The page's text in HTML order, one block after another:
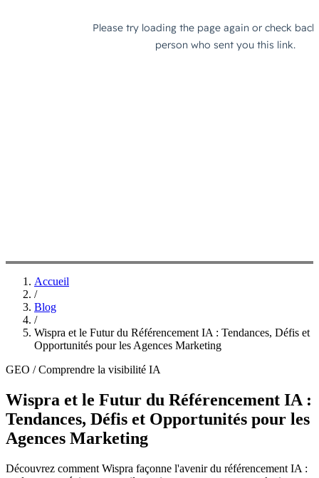
Accueil
/
Blog
/
Wispra et le Futur du Référencement IA : Tendances, Défis et
Opportunités pour les Agences Marketing
GEO / Comprendre la visibilité IA
Wispra et le Futur du Référencement IA :
Tendances, Défis et Opportunités pour les
Agences Marketing
Découvrez comment Wispra façonne l'avenir du référencement IA :